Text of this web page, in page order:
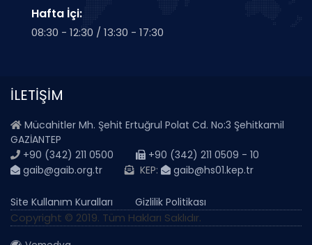
Hafta İçi:
08:30 - 12:30 / 13:30 - 17:30
İLETİŞİM
Mücahitler Mh. Şehit Ertuğrul Polat Cd. No:3 Şehitkamil
GAZİANTEP
+90 (342) 211 0500
+90 (342) 211 0509 - 10
gaib@gaib.org.tr
KEP: gaib@hs01.kep.tr
Site Kullanım Kuralları Gizlilik Politikası
Copyright © 2019. Tüm Hakları Saklıdır.